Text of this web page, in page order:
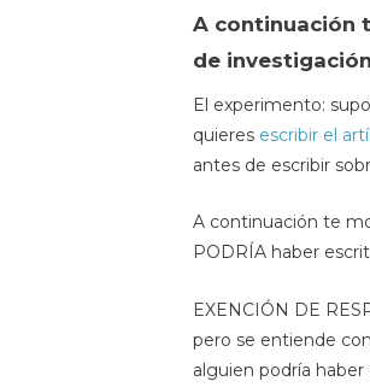
A continuación
de
El experimento:
quieres escribir el
antes de escribir
A continuación te
PODRÍA haber
EXENCIÓN DE
pero se entiende
alguien podría